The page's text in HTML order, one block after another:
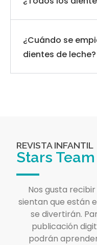
¿Cuándo se
dientes de leche?
REVISTA INFANTIL
Stars Team
Nos gusta
sientan que están
se divertirán.
publicación
podrán